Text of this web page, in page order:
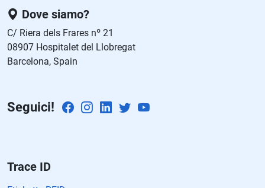
e
st
e
c
a
o
o.
Dove siamo?
C/ Riera dels Frares nº 21
08907 Hospitalet del Llobregat
Barcelona, Spain
Seguici!
Trace ID